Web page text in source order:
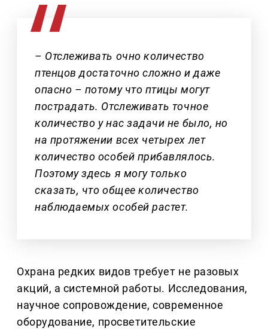
– Отслеживать очно количество
птенцов достаточно сложно и даже
опасно – потому что птицы могут
пострадать. Отслеживать точное
количество у нас задачи не было, но
на протяжении всех четырех лет
количество особей прибавлялось.
Поэтому здесь я могу только
сказать, что общее количество
наблюдаемых особей растет.
Охрана редких видов требует не разовых
акций, а системной работы. Исследования,
научное сопровождение, современное
оборудование, просветительские